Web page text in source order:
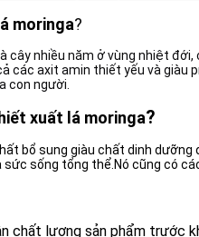
moringa?
cây nhiều năm ở vùng nhiệt
các axit amin thiết yếu và giàu
con người.
xuất lá moringa?
bổ sung giàu chất dinh
sức sống tổng thể.Nó cũng có
chất lượng sản phẩm trước